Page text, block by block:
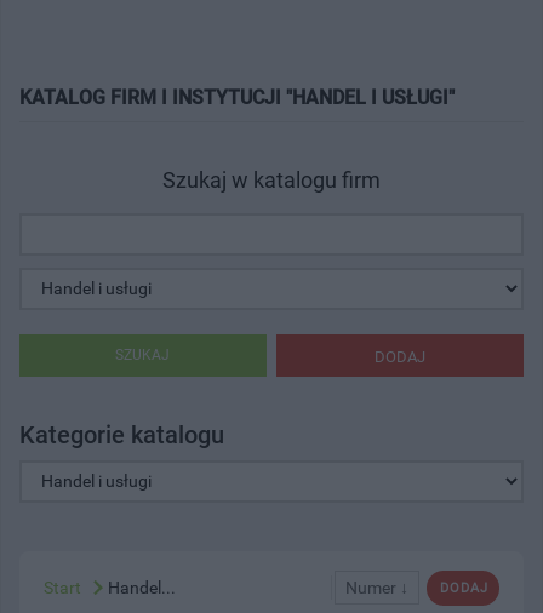
KATALOG FIRM I INSTYTUCJI "HANDEL I USŁUGI"
Szukaj w katalogu firm
DODAJ
SZUKAJ
Kategorie katalogu
DODAJ
Numer ↓
Start Handel...